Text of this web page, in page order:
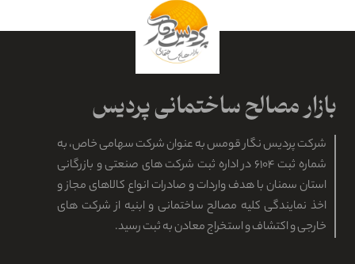
شرکت پردیس نگار قومس به عنوان شرکت سهامی خاص، به
شماره ثبت ۶۱۰۴ در اداره ثبت شرکت های صنعتی و بازرگانی
استان سمنان با هدف واردات و صادرات انواع کالاهای مجاز و
اخذ نمایندگی کلیه مصالح ساختمانی و ابنیه از شرکت های
خارجی و اکتشاف و استخراج معادن به ثبت رسید.